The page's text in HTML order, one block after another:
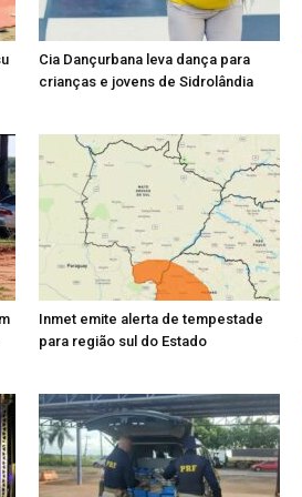
Cia Dançurbana leva dança para
crianças e jovens de Sidrolândia
Inmet emite alerta de tempestade
para região sul do Estado